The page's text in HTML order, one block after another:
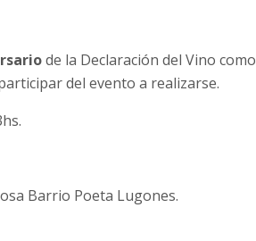
de la Declaración del Vino como
del evento a realizarse.
Barrio Poeta Lugones.